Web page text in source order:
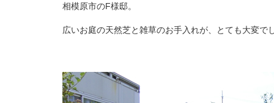
相模原市のF様邸。
広いお庭の天然芝と雑草のお手入れが、とても大変で